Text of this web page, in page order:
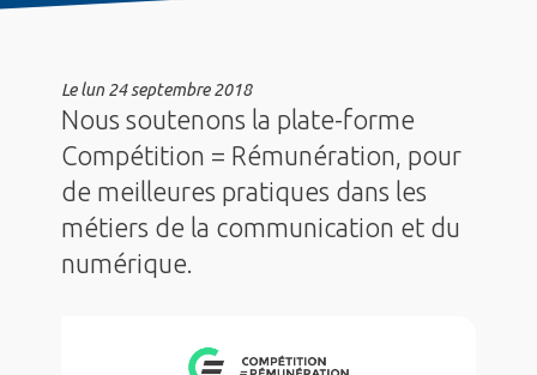
Lelun 24 septembre 2018
Nous soutenons la plate-forme
Compétition = Rémunération, pour
de meilleures pratiques dans les
métiers de la communication et du
numérique.